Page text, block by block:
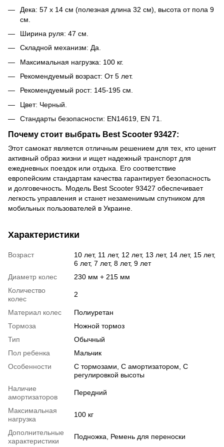
Дека: 57 х 14 см (полезная длина 32 см), высота от пола 9
см.
Ширина руля: 47 см.
Складной механизм: Да.
Максимальная нагрузка: 100 кг.
Рекомендуемый возраст: От 5 лет.
Рекомендуемый рост: 145-195 см.
Цвет: Черный.
Стандарты безопасности: EN14619, EN 71.
Почему стоит выбрать Best Scooter 93427:
Этот самокат является отличным решением для тех, кто ценит
активный образ жизни и ищет надежный транспорт для
ежедневных поездок или отдыха. Его соответствие
европейским стандартам качества гарантирует безопасность
и долговечность. Модель Best Scooter 93427 обеспечивает
легкость управления и станет незаменимым спутником для
мобильных пользователей в Украине.
Характеристики
Возраст
10 лет, 11 лет, 12 лет, 13 лет, 14 лет, 15 лет,
6 лет, 7 лет, 8 лет, 9 лет
Диаметр колес
230 мм + 215 мм
Количество
колес
2
Материал колес
Полиуретан
Тормоза
Ножной тормоз
Тип
Обычный
Пол ребенка
Мальчик
Особенности
С тормозами, С амортизатором, С
регулировкой высоты
Наличие
амортизаторов
Передний
Максимальная
нагрузка
100 кг
Дополнительные
характеристики
Подножка, Ремень для переноски